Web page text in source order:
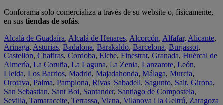
Conforama solo comercializa a través de su website o, físicamente,
en sus tiendas de sofás.
Alcalá de Guadaíra, Alcalá de Henares, Alcorcón, Alfafar, Alicante,
Arinaga, Asturias, Badalona, Barakaldo, Barcelona, Burjassot,
Castellón, Chafiras, Cordoba, Elche, Finestrat, Granada, Huércal de
Almería, La Coruña, La Laguna, La Zenia, Lanzarote, León,
Lleida, Los Barrios, Madrid, Majadahonda, Málaga, Murcia,
Orotava, Palma, Pamplona, Rivas, Sabadell, Sagunto, Salt, Girona,
San Sebastian, Sant Boi, Santander, Santiago de Compostela,
Sevilla, Tamaraceite, Terrassa, Viana, Vilanova i la Geltrú, Zaragoza